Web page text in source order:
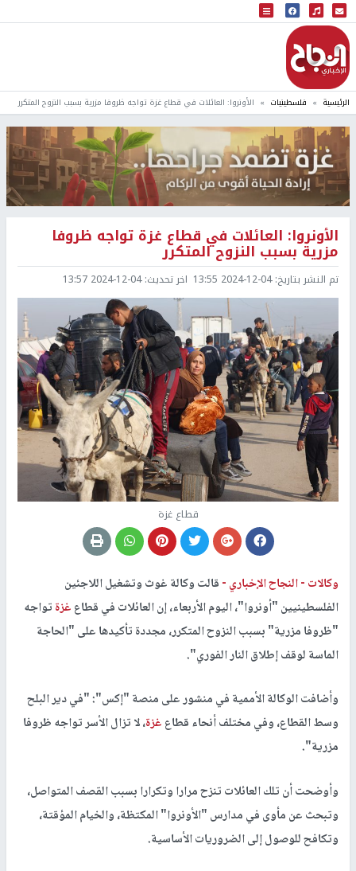
البث المباشر
إذاعة النجاح
الرئيسية فلسطينيات الأونروا: العائلات في قطاع غزة تواجه ظروفا مزرية بسبب النزوح المتكرر
الأونروا: العائلات في قطاع غزة تواجه ظروفا
مزرية بسبب النزوح المتكرر
تم النشر بتاريخ:2024-12-04 13:55 اخر تحديث:2024-12-04 13:57
قطاع غزة
وكالات -النجاح الإخباري -قالت وكالة غوث وتشغيل اللاجئين
الفلسطينيين "أونروا"، اليوم الأربعاء، إن العائلات في قطاعغزةتواجه
"ظروفا مزرية" بسبب النزوح المتكرر، مجددة تأكيدها على "الحاجة
الماسة لوقف إطلاق النار الفوري".
وأضافت الوكالة الأممية في منشور على منصة "إكس": "في دير البلح
وسط القطاع، وفي مختلف أنحاء قطاعغزة، لا تزال الأسر تواجه ظروفا
مزرية".
وأوضحت أن تلك العائلات تنزح مرارا وتكرارا بسبب القصف المتواصل،
وتبحث عن مأوى في مدارس "الأونروا" المكتظة، والخيام المؤقتة،
وتكافح للوصول إلى الضروريات الأساسية.